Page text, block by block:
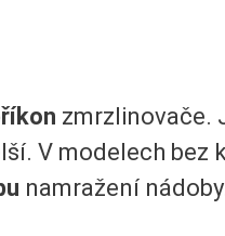
zmrzlinovače.
V modelech bez
namražení